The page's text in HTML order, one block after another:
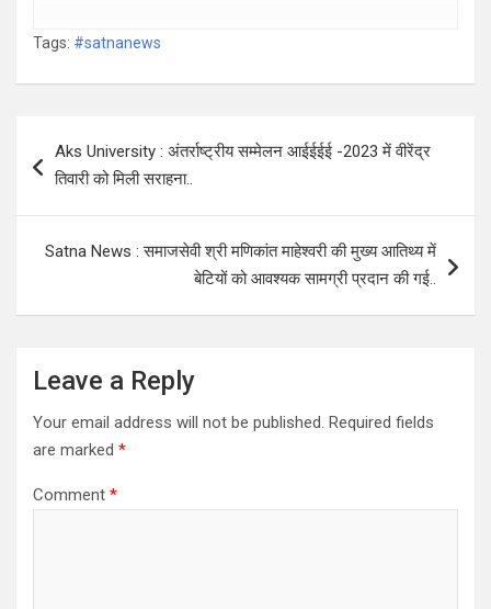
Tags: #satnanews
navigation
Aks University : अंतर्राष्ट्रीय सम्मेलन आईईईई -2023 में वीरेंद्र
तिवारी को मिली सराहना..
Satna News : समाजसेवी श्री मणिकांत माहेश्वरी की मुख्य आतिथ्य में
बेटियों को आवश्यक सामग्री प्रदान की गई..
Leave a Reply
Your email address will not be published. Required fields
are marked *
Comment *